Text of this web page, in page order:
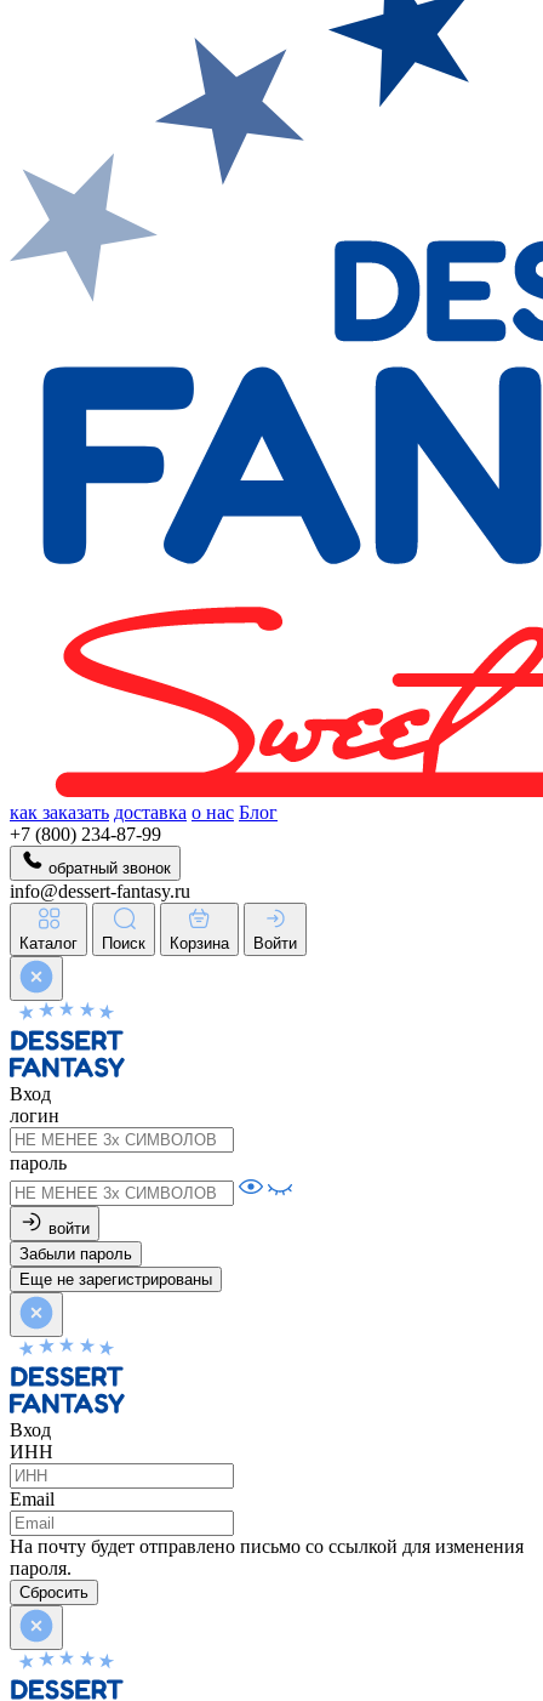
как заказать доставка о нас Блог
+7 (800) 234-87-99
обратный звонок
info@dessert-fantasy.ru
Каталог Поиск Корзина Войти
Вход
логин
пароль
войти
Забыли пароль
Еще не зарегистрированы
Вход
ИНН
Email
На почту будет отправлено письмо со ссылкой для изменения
пароля.
Сбросить